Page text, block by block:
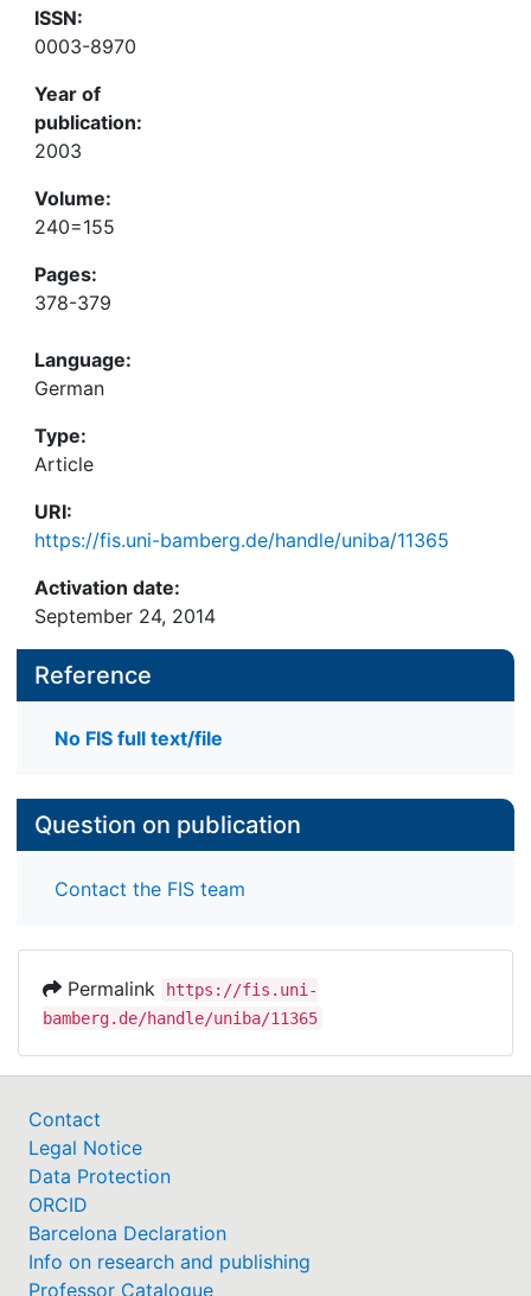
ISSN:
0003-8970
Year of
publication:
2003
Volume:
240=155
Pages:
378-379
Language:
German
Type:
Article
URI:
https://fis.uni-bamberg.de/handle/uniba/11365
Activation date:
September 24, 2014
Reference
No FIS full text/file
Question on publication
Contact the FIS team
Permalink
https://fis.uni-
bamberg.de/handle/uniba/11365
Contact
Legal Notice
Data Protection
ORCID
Barcelona Declaration
Info on research and publishing
Professor Catalogue